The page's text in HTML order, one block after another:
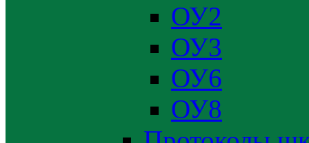
ОУ2
ОУ3
ОУ6
ОУ8